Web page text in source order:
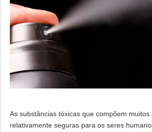
As substâncias tóxicas que compõem muitos
relativamente seguras para os seres